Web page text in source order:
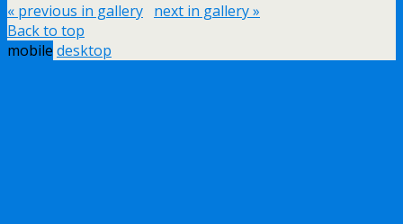
« previous in gallery next in gallery »
Back to top
mobile desktop